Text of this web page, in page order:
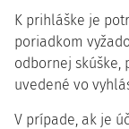
K prihláške je
poriadkom
odbornej skúške,
uvedené vo
V prípade, ak je